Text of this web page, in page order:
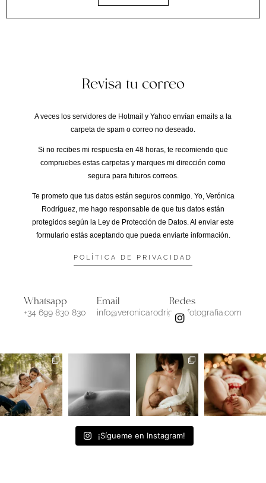
Revisa tu correo
A veces los servidores de Hotmail y Yahoo envían emails a la
carpeta de spam o correo no deseado.
Si no recibes mi respuesta en 48 horas, te recomiendo que
compruebes estas carpetas y marques mi dirección como
segura para futuros correos.
Te prometo que tus datos están seguros conmigo. Yo, Verónica
Rodríguez, me hago responsable de que tus datos están
protegidos según la Ley de Protección de Datos. Al enviar este
formulario estás aceptando que pueda enviarte información.
POLÍTICA DE PRIVACIDAD
Whatsapp
+34 699 830 830
Email
info@veronicarodriguezfotografia.com
Redes
¡Sígueme en Instagram!